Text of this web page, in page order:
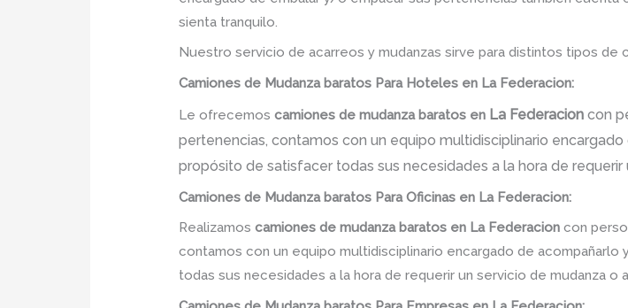
sienta tranquilo.
Nuestro servicio de acarreos y mudanzas sirve para distintos tipos de
Camiones de Mudanza baratos Para Hoteles en La Federacion:
Le ofrecemoscamiones de mudanza baratos en La Federacion con
pertenencias, contamos con un equipo multidisciplinario
propósito de satisfacer todas sus necesidades a la hora de requerir
Camiones de Mudanza baratos Para Oficinas en La Federacion:
Realizamoscamiones de mudanza baratos en La Federacion con
contamos con un equipo multidisciplinario encargado de
todas sus necesidades a la hora de requerir un servicio de mudanza o